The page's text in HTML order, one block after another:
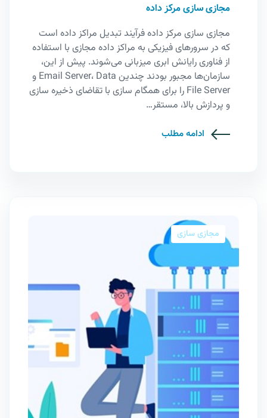
مجازی سازی مرکز داده
مجازی سازی مرکز داده فرآیند تبدیل مراکز داده است
که در سرورهای فیزیکی به مراکز داده مجازی با استفاده
از فناوری رایانش ابری میزبانی می‌شوند. پیش از این،
سازمان‌ها مجبور بودند چندین Email Server، Data و
File Server را برای همگام سازی با تقاضای ذخیره سازی
و پردازش بالا، مستقر…
ادامه مطلب
مجازی سازی